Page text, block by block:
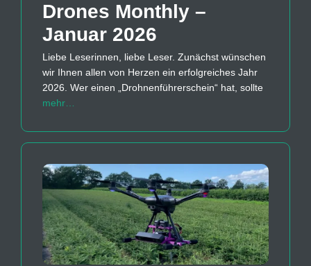
Drones Monthly –
Januar 2026
Liebe Leserinnen, liebe Leser. Zunächst wünschen
wir Ihnen allen von Herzen ein erfolgreiches Jahr
2026. Wer einen „Drohnenführerschein“ hat, sollte
mehr…